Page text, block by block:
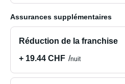
Assurances supplémentaires
Réduction de la franchise
+ 19.44 CHF
nuit